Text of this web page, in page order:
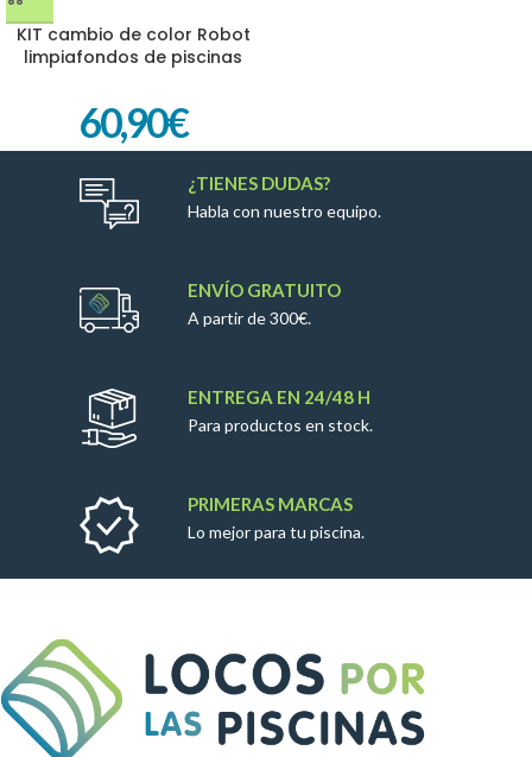
KIT cambio de color Robot
limpiafondos de piscinas
60,90€
¿TIENES DUDAS?
Habla con nuestro equipo.
ENVÍO GRATUITO
A partir de 300€.
ENTREGA EN 24/48 H
Para productos en stock.
PRIMERAS MARCAS
Lo mejor para tu piscina.